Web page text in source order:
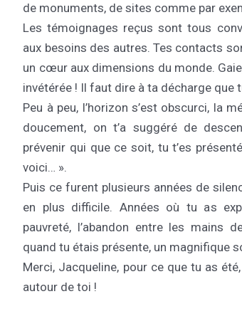
de monuments, de sites comme par
Les témoignages reçus sont tous
aux besoins des autres. Tes contacts
un cœur aux dimensions du monde.
invétérée ! Il faut dire à ta décharge que
Peu à peu, l’horizon s’est obscurci, la
doucement, on t’a suggéré de
prévenir qui que ce soit, tu t’es
voici… ».
Puis ce furent plusieurs années de
en plus difficile. Années où tu as
pauvreté, l’abandon entre les mains
quand tu étais présente, un magnifique
Merci, Jacqueline, pour ce que tu as
autour de toi !